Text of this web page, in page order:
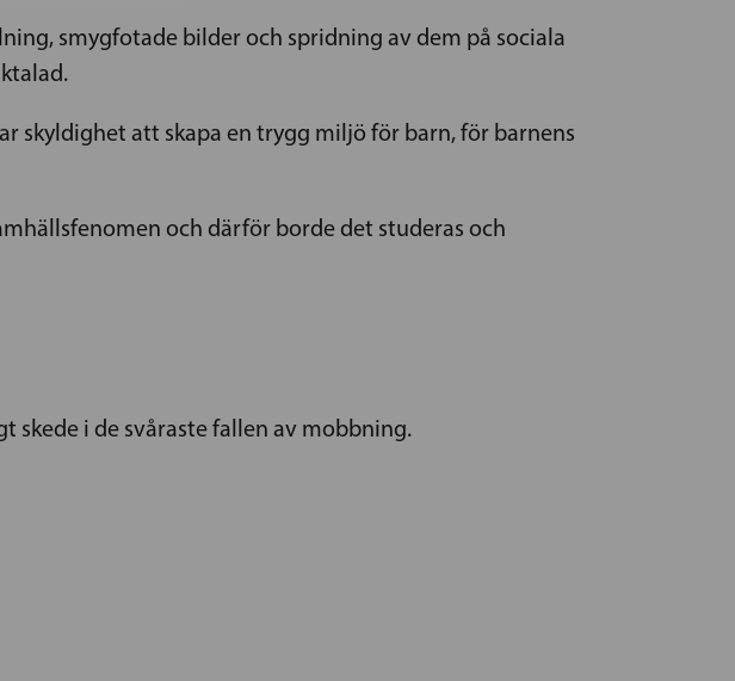
smygfotade bilder och spridning av dem på sociala
skyldighet att skapa en trygg miljö för barn, för barnens
och därför borde det studeras och
i de svåraste fallen av mobbning.